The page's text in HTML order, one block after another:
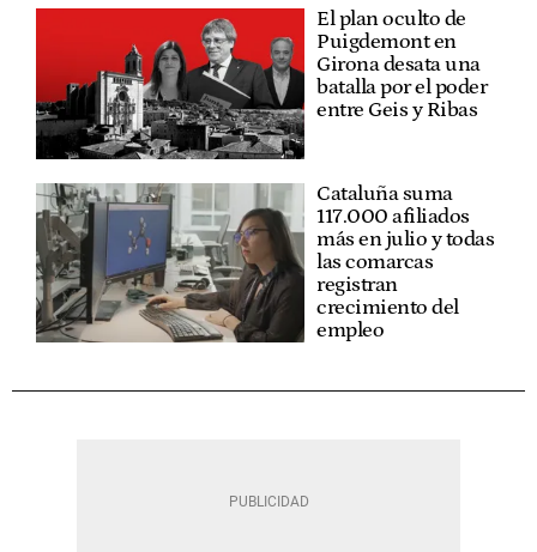
El plan oculto de
Puigdemont en
Girona desata una
batalla por el poder
entre Geis y Ribas
Cataluña suma
117.000 afiliados
más en julio y todas
las comarcas
registran
crecimiento del
empleo